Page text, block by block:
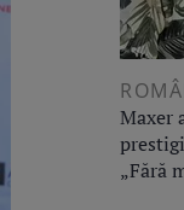
Maxer
„Fără